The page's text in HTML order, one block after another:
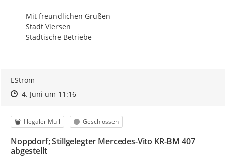
Mit freundlichen Grüßen
Stadt Viersen
Städtische Betriebe
EStrom
Zeitpunkt des Erstellens
Zeitpunkt des Erstellens
4. Juni um 11:16Zur Äußerung
Kategorie
Illegaler Müll Status
Geschlossen
Noppdorf; Stillgelegter Mercedes-Vito KR-BM 407
abgestellt